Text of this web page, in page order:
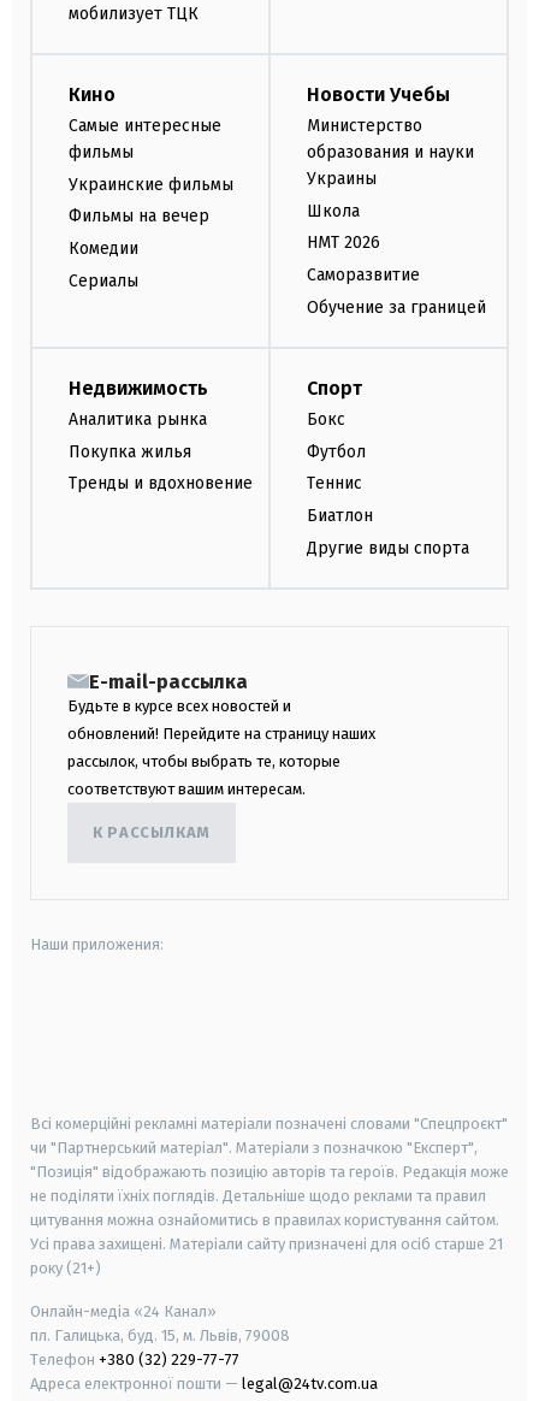
мобилизует ТЦК
Кино
Самые интересные
фильмы
Украинские фильмы
Фильмы на вечер
Комедии
Сериалы
Новости Учебы
Министерство
образования и науки
Украины
Школа
НМТ 2026
Саморазвитие
Обучение за границей
Недвижимость
Аналитика рынка
Покупка жилья
Тренды и вдохновение
Спорт
Бокс
Футбол
Теннис
Биатлон
Другие виды спорта
E-mail-рассылка
Будьте в курсе всех новостей и
обновлений! Перейдите на страницу наших
рассылок, чтобы выбрать те, которые
соответствуют вашим интересам.
К РАССЫЛКАМ
Наши приложения:
Всі комерційні рекламні матеріали позначені словами "Спецпроєкт"
чи "Партнерський матеріал". Матеріали з позначкою "Експерт",
"Позиція" відображають позицію авторів та героїв. Редакція може
не поділяти їхніх поглядів. Детальніше щодо реклами та правил
цитування можна ознайомитись в правилах користування сайтом.
Усі права захищені. Матеріали сайту призначені для осіб старше 21
року (21+)
Онлайн-медіа «24 Канал»
пл. Галицька, буд. 15, м. Львів, 79008
Телефон +380 (32) 229-77-77
Адреса електронної пошти — legal@24tv.com.ua